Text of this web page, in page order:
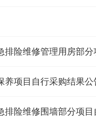
排险维修管理用房部
养项目自行采购结果公
排险维修围墙部分项